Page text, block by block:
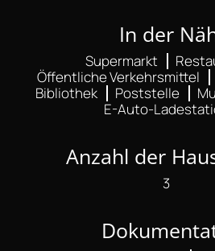
In der
Supermarkt
Öffentliche Verkehrsmittel
Bibliothek
Poststelle
E-Auto-
Anzahl der
3